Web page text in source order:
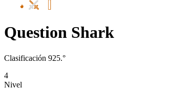
Question Shark
Clasificación 925.°
4
Nivel